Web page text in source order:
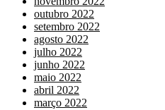
outubro 2022
setembro 2022
agosto 2022
julho 2022
junho 2022
maio 2022
abril 2022
março 2022